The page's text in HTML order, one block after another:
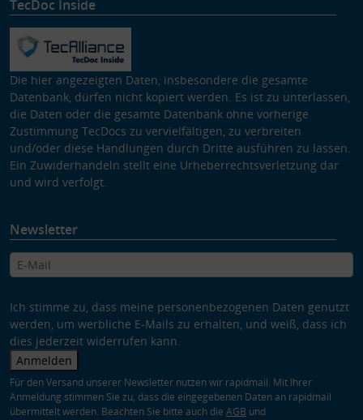
TecDoc Inside
Die hier angezeigten Daten, insbesondere die gesamte
Datenbank, dürfen nicht kopiert werden. Es ist zu unterlassen,
die Daten oder die gesamte Datenbank ohne vorherige
Zustimmung TecDocs zu vervielfältigen, zu verbreiten
und/oder diese Handlungen durch Dritte ausführen zu lassen.
Ein Zuwiderhandeln stellt eine Urheberrechtsverletzung dar
und wird verfolgt.
Newsletter
Ich stimme zu, dass meine personenbezogenen Daten genutzt
werden, um werbliche E-Mails zu erhalten, und weiß, dass ich
dies jederzeit widerrufen kann.
Anmelden
Für den Versand unserer Newsletter nutzen wir rapidmail. Mit Ihrer
Anmeldung stimmen Sie zu, dass die eingegebenen Daten an rapidmail
übermittelt werden. Beachten Sie bitte auch die AGB und